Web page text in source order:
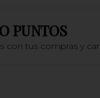
PUNTOS
con tus compras y